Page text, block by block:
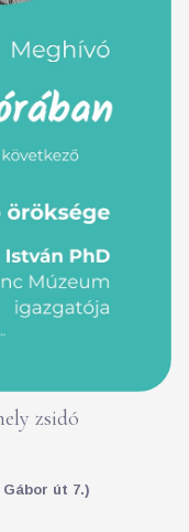
zsidó
Gábor út 7.)